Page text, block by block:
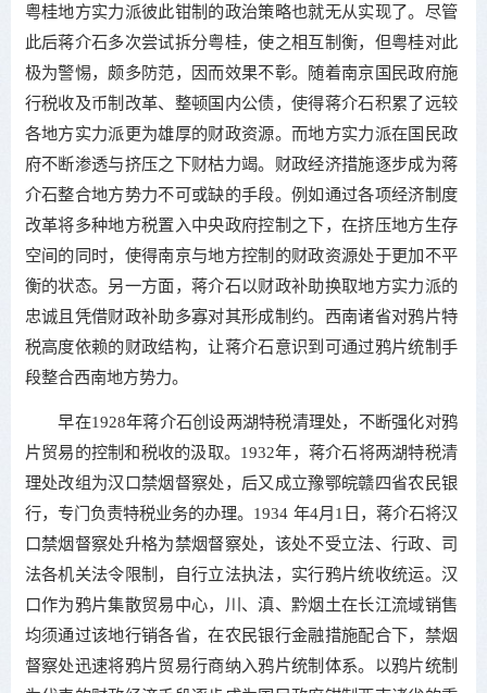
粤桂地方实力派彼此钳制的政治策略也就无从实现了。尽管
此后蒋介石多次尝试拆分粤桂，使之相互制衡，但粤桂对此
极为警惕，颇多防范，因而效果不彰。随着南京国民政府施
行税收及币制改革、整顿国内公债，使得蒋介石积累了远较
各地方实力派更为雄厚的财政资源。而地方实力派在国民政
府不断渗透与挤压之下财枯力竭。财政经济措施逐步成为蒋
介石整合地方势力不可或缺的手段。例如通过各项经济制度
改革将多种地方税置入中央政府控制之下，在挤压地方生存
空间的同时，使得南京与地方控制的财政资源处于更加不平
衡的状态。另一方面，蒋介石以财政补助换取地方实力派的
忠诚且凭借财政补助多寡对其形成制约。西南诸省对鸦片特
税高度依赖的财政结构，让蒋介石意识到可通过鸦片统制手
段整合西南地方势力。
早在1928年蒋介石创设两湖特税清理处，不断强化对鸦
片贸易的控制和税收的汲取。1932年，蒋介石将两湖特税清
理处改组为汉口禁烟督察处，后又成立豫鄂皖赣四省农民银
行，专门负责特税业务的办理。1934 年4月1日，蒋介石将汉
口禁烟督察处升格为禁烟督察处，该处不受立法、行政、司
法各机关法令限制，自行立法执法，实行鸦片统收统运。汉
口作为鸦片集散贸易中心，川、滇、黔烟土在长江流域销售
均须通过该地行销各省，在农民银行金融措施配合下，禁烟
督察处迅速将鸦片贸易行商纳入鸦片统制体系。以鸦片统制